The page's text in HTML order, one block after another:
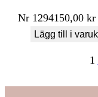
Nr 1294150,00kr
Lägg till i
1